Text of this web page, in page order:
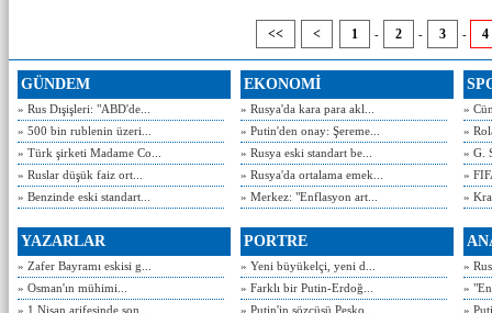
<< < 1 - 2 - 3 - 4
GÜNDEM
» Rus Dışişleri: "ABD'de...
» 500 bin rublenin üzeri...
» Türk şirketi Madame Co...
» Ruslar düşük faiz ort...
» Benzinde eski standart...
EKONOMİ
» Rusya'da kara para akl...
» Putin'den onay: Şereme...
» Rusya eski standart be...
» Rusya'da ortalama emek...
» Merkez: "Enflasyon art...
»
»
» G.
»
»
YAZARLAR
» Zafer Bayramı eskisi g...
» Osman'ın mühimi...
» 1 Nisan arifesinde son...
PORTRE
» Yeni büyükelçi, yeni d...
» Farklı bir Putin-Erdoğ...
» Putin'in sözcüsü Pesko...
»
»
»